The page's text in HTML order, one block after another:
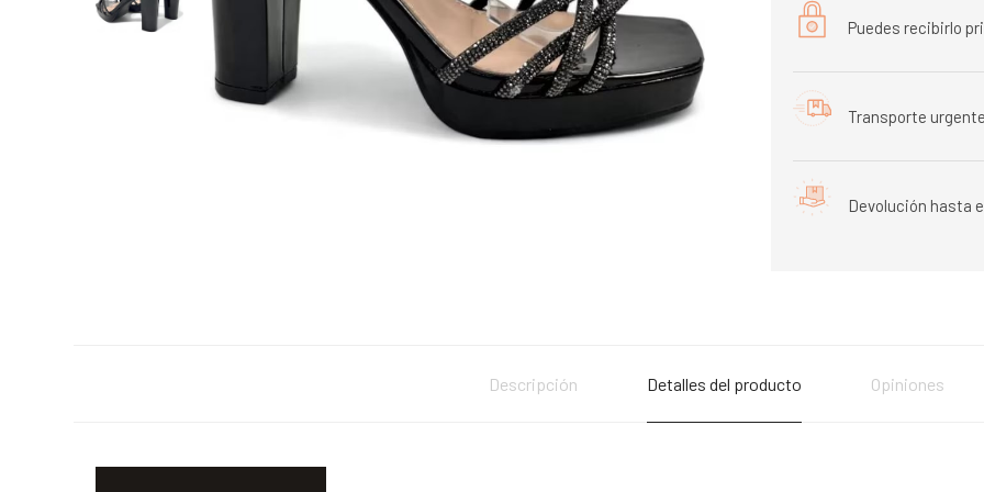
Puedes recibirlo
Transporte
Devolución hasta
Descripción Detalles del producto Opiniones